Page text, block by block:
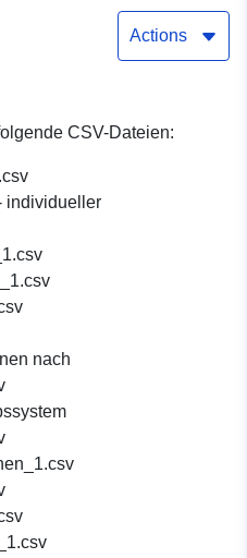
Actions
CSV-Dateien:
individueller
nach